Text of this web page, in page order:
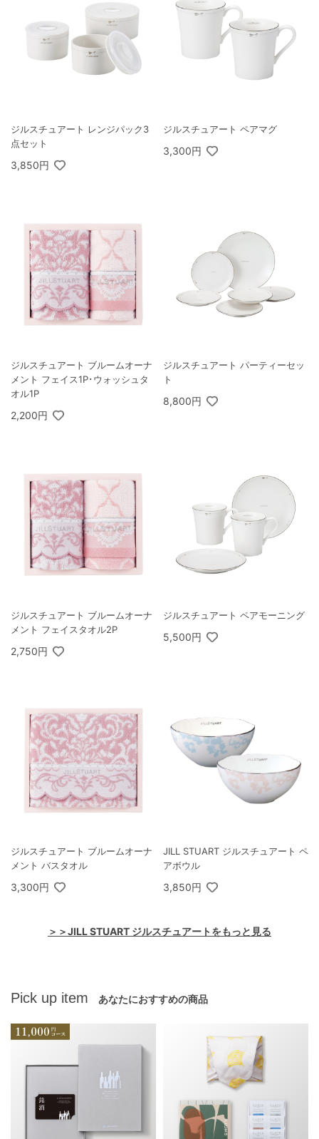
ジルスチュアート レンジパック3
点セット
3,850円
ジルスチュアート ペアマグ
3,300円
ジルスチュアート ブルームオーナ
メント フェイス1P･ウォッシュタ
オル1P
2,200円
ジルスチュアート パーティーセッ
ト
8,800円
ジルスチュアート ブルームオーナ
メント フェイスタオル2P
2,750円
ジルスチュアート ペアモーニング
5,500円
ジルスチュアート ブルームオーナ
メント バスタオル
3,300円
JILL STUART ジルスチュアート ペ
アボウル
3,850円
＞＞JILL STUART ジルスチュアートをもっと見る
Pick up item あなたにおすすめの商品